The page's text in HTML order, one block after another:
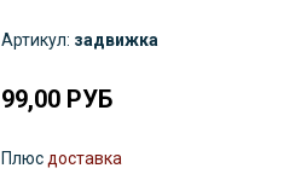
Артикул: задвижка
99,00 РУБ
Плюс доставка